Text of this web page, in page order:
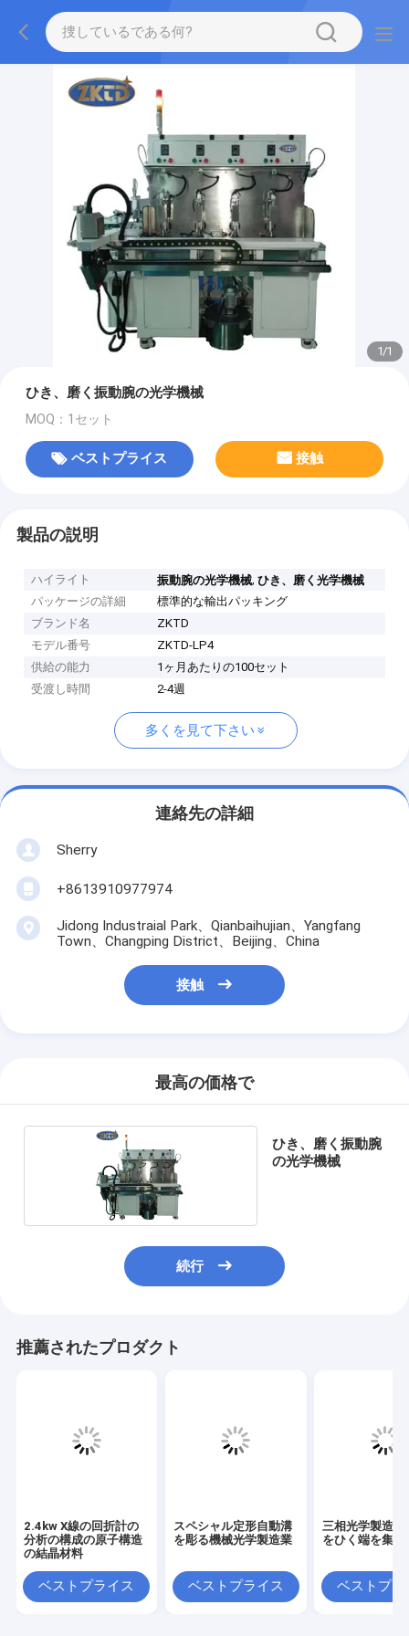
1/1
ひき、磨く振動腕の光学機械
MOQ：1セット
ベストプライス 接触
製品の説明
ハイライト 振動腕の光学機械,ひき、磨く光学機械
パッケージの詳細
標準的な輸出パッキング
ブランド名
ZKTD
モデル番号
ZKTD-LP4
供給の能力
1ヶ月あたりの100セット
受渡し時間
2-4週
多くを見て下さい
連絡先の詳細
Sherry
+8613910977974
Jidong Industraial Park、Qianbaihujian、Yangfang
Town、Changping District、Beijing、China
接触
最高の価格で
ひき、磨く振動腕
の光学機械
続行
推薦されたプロダクト
2.4kw X線の回折計の
分析の構成の原子構造
の結晶材料
ベストプライス
スペシャル定形自動溝
を彫る機械光学製造業
ベストプライス
三相光学製造
をひく端を集中
ベストプラ